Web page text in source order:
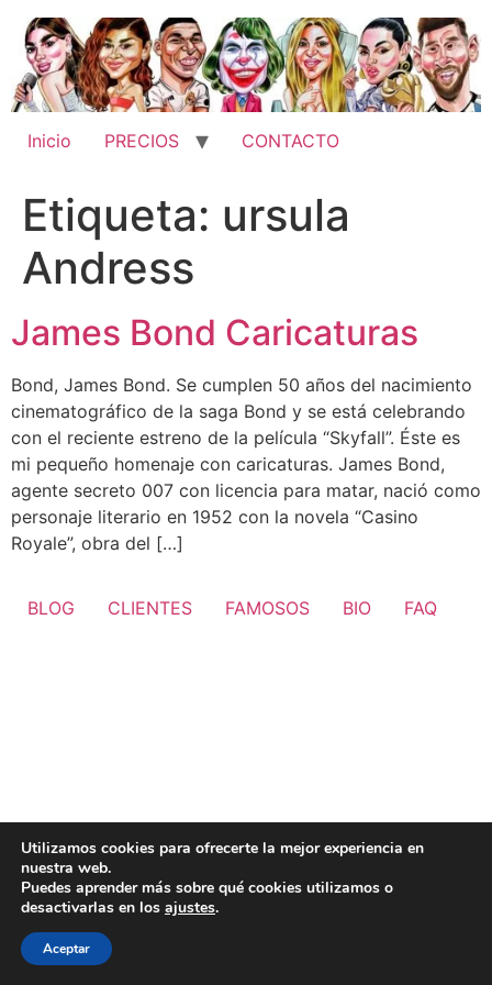
contenido
Inicio PRECIOS CONTACTO
Etiqueta: ursula
Andress
James Bond Caricaturas
Bond, James Bond. Se cumplen 50 años del nacimiento
cinematográfico de la saga Bond y se está celebrando
con el reciente estreno de la película “Skyfall”. Éste es
mi pequeño homenaje con caricaturas. James Bond,
agente secreto 007 con licencia para matar, nació como
personaje literario en 1952 con la novela “Casino
Royale”, obra del […]
BLOG CLIENTES FAMOSOS BIO FAQ
Utilizamos cookies para ofrecerte la mejor experiencia en
nuestra web.
Puedes aprender más sobre qué cookies utilizamos o
desactivarlas en los ajustes.
Aceptar